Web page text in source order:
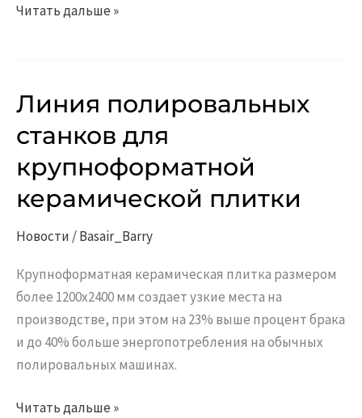
Читать дальше »
Линия полировальных
станков для
крупноформатной
керамической плитки
Новости/Basair_Barry
Крупноформатная керамическая плитка размером
более 1200x2400 мм создает узкие места на
производстве, при этом на 23% выше процент брака
и до 40% больше энергопотребления на обычных
полировальных машинах.
Линия
станков
для
крупноформатной
керамической
плитки
Читать дальше »